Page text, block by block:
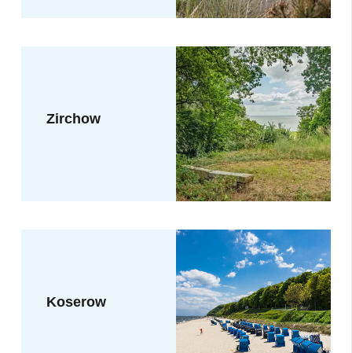
Zirchow
Koserow